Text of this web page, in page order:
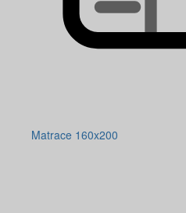
Matrace 160x200